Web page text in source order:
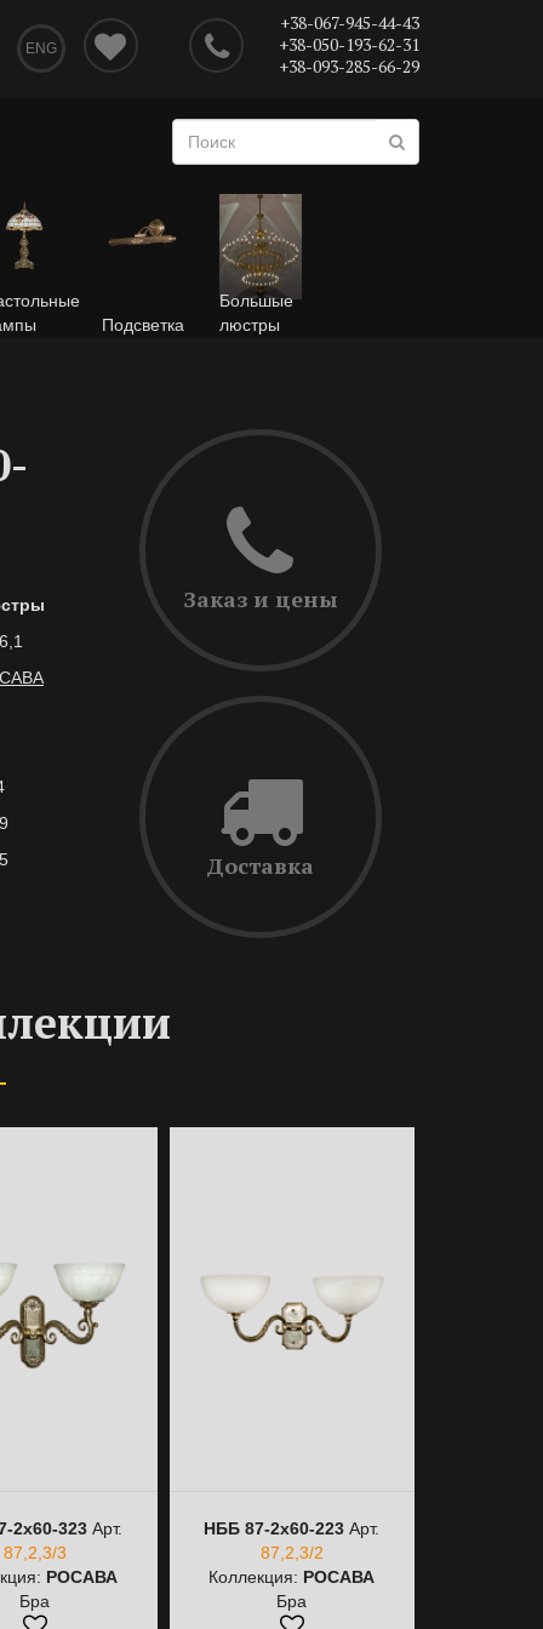
ENG
+38-067-945-44-43
+38-050-193-62-31
+38-093-285-66-29
Подсветка
Большые
люстры
Заказ и цены
Доставка
2х60-323 Арт.
87,2,3/3
РОСАВА
Бра
НББ 87-2х60-223 Арт.
87,2,3/2
Коллекция: РОСАВА
Бра